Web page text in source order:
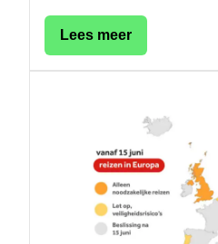
Lees meerLees
meer